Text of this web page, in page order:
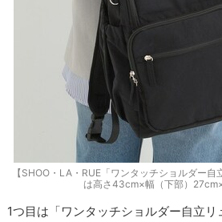
【SHOO・LA・RUE「ワンタッチショルダー
は高さ43cm×幅（下部）
1つ目は「ワンタッチショルダー自立